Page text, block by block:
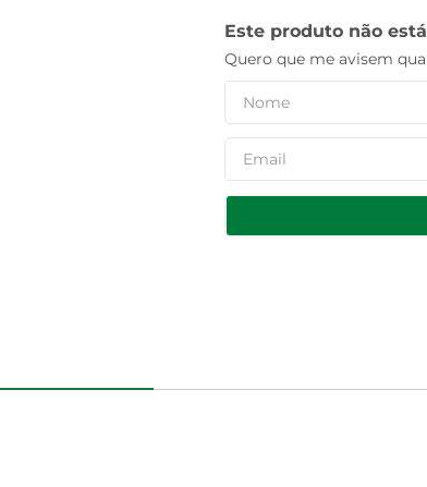
Este produto não
Quero que me avisem